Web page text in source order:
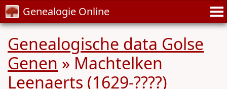
Genealogie Online
Genealogische data Golse
Genen » Machtelken
Leenaerts (1629-????)